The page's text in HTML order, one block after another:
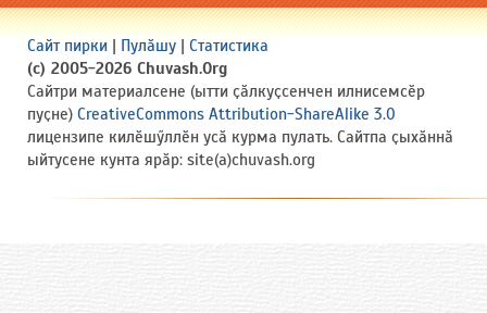
Сайт пирки | Пулӑшу | Статистика
(c) 2005-2026 Chuvash.Org
Сайтри материалсене (ытти ҫӑлкуҫсенчен илнисемсӗр
пуҫне) CreativeCommons Attribution-ShareAlike 3.0
лицензипе килӗшӳллӗн усӑ курма пулать. Сайтпа ҫыхӑннӑ
ыйтусене кунта ярӑр: site(a)chuvash.org